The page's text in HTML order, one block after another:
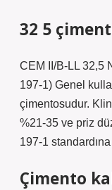
32 5
CEM II/B-LL 32,5
197-1) Genel
çimentosudur.
%21-35 ve priz
197-1
Çimento